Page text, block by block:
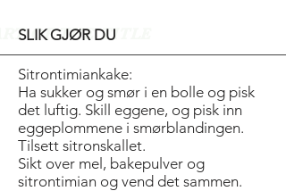
OF THE TITLE
SLIK GJØR DU
Sitrontimiankake:
Ha sukker og smør i en bolle og pisk
det luftig. Skill eggene, og pisk inn
eggeplommene i smørblandingen.
Tilsett sitronskallet.
Sikt over mel, bakepulver og
sitrontimian og vend det sammen.